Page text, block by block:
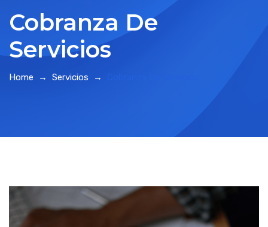
Cobranza De
Servicios
Home → Servicios →